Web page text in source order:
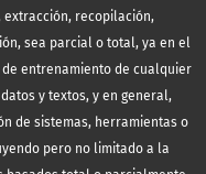
recopilación,
sea parcial o total, ya en el
entrenamiento de cualquier
y textos, y en general,
de sistemas, herramientas o
pero no limitado a la